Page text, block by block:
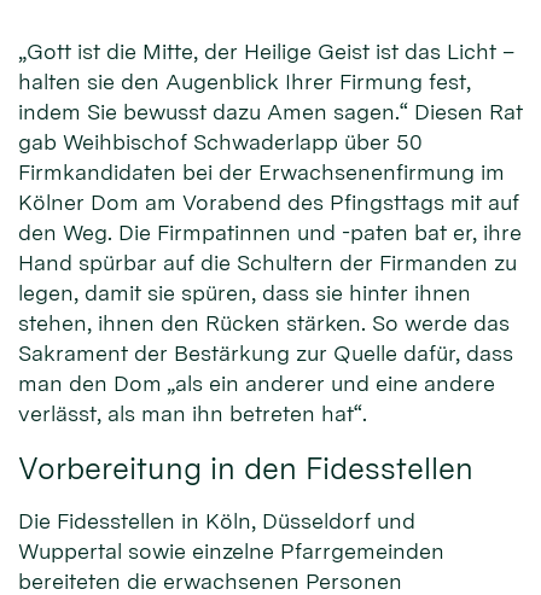
„Gott ist die Mitte, der Heilige Geist ist das Licht –
halten sie den Augenblick Ihrer Firmung fest,
indem Sie bewusst dazu Amen sagen.“ Diesen Rat
gab Weihbischof Schwaderlapp über 50
Firmkandidaten bei der Erwachsenenfirmung im
Kölner Dom am Vorabend des Pfingsttags mit auf
den Weg. Die Firmpatinnen und -paten bat er, ihre
Hand spürbar auf die Schultern der Firmanden zu
legen, damit sie spüren, dass sie hinter ihnen
stehen, ihnen den Rücken stärken. So werde das
Sakrament der Bestärkung zur Quelle dafür, dass
man den Dom „als ein anderer und eine andere
verlässt, als man ihn betreten hat“.
Vorbereitung in den Fidesstellen
Die Fidesstellen in Köln, Düsseldorf und
Wuppertal sowie einzelne Pfarrgemeinden
bereiteten die erwachsenen Personen